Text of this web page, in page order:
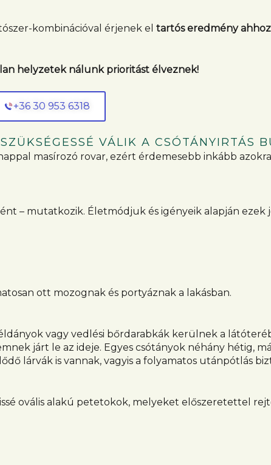
kombinációval érjenek el tartós eredmény
helyzetek nálunk prioritást élveznek!
+36 30 953 6318
VÁLIK A CSÓTÁNYIRTÁS
masírozó rovar, ezért érdemesebb inkább
– mutatkozik. Életmódjuk és igényeik alapján ezek
ott mozognak és portyáznak a lakásban.
vagy vedlési bőrdarabkák kerülnek a
járt le az ideje. Egyes csótányok néhány hétig,
lárvák is vannak, vagyis a folyamatos utánpótlás
ovális alakú petetokok, melyeket előszeretettel